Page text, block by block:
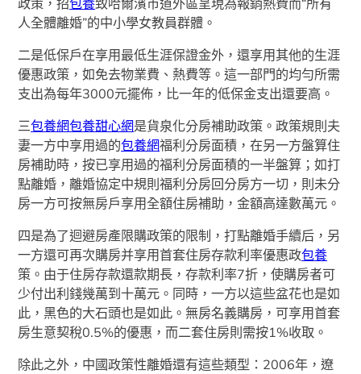
人全體離婚”的中小學女教員群體。
二是低保戶在享用最低生涯保證金外，還享用其他的生涯
優惠政策，如免去物業費、熱費等。這一部門的均勻所需
支出為每年3000元擺佈，比一年的低保金支出還要高。
三包養網包養甜心網是貨泉化分房補助政策。政策規則夫
妻一方中享用過的包養網福利分房面積，在另一方盤算住
房補助時，按已享用過的福利分房面積的一半盤算；如打
點離婚，離婚協定中規則福利分房回分房方一切，則未分
房一方可按無房戶享用全額住房補助，金額高達數萬元。
四是為了迴避房產限購政策的限制，打點離婚手續后，另
一方還可再次購房并享用首套住房存款利率優惠政包養
策。由于住房存款還款期長，存款利率7折，使購房者可
少付出利錢幾萬到十萬元。同時，一方以這些盆花也是如
此，黑色的大石頭也是如此。無房名義購房，可享用首套
房生意契稅0.5%的優惠，而二套住房則需按1%收取。
除此之外，中國政策性離婚還有這些類型：2006年，遼